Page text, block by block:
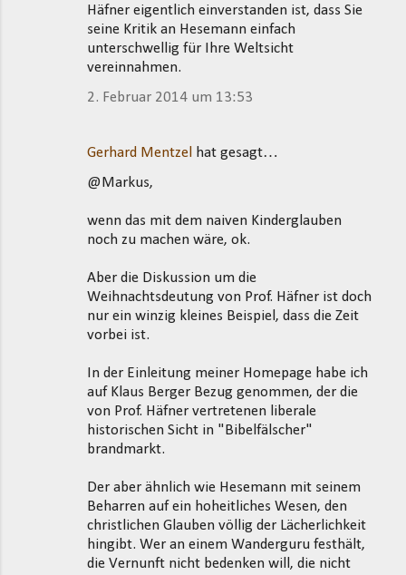
Häfner eigentlich einverstanden ist, dass Sie
seine Kritik an Hesemann einfach
unterschwellig für Ihre Weltsicht
vereinnahmen.
2. Februar 2014 um 13:53
Gerhard Mentzel
hat gesagt…
@Markus,
wenn das mit dem naiven Kinderglauben
noch zu machen wäre, ok.
Aber die Diskussion um die
Weihnachtsdeutung von Prof. Häfner ist doch
nur ein winzig kleines Beispiel, dass die Zeit
vorbei ist.
In der Einleitung meiner Homepage habe ich
auf Klaus Berger Bezug genommen, der die
von Prof. Häfner vertretenen liberale
historischen Sicht in "Bibelfälscher"
brandmarkt.
Der aber ähnlich wie Hesemann mit seinem
Beharren auf ein hoheitliches Wesen, den
christlichen Glauben völlig der Lächerlichkeit
hingibt. Wer an einem Wanderguru festhält,
die Vernunft nicht bedenken will, die nicht